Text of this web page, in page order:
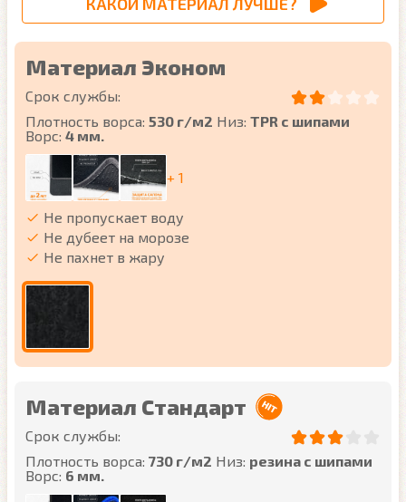
Материал Эконом
Срок службы:
Плотность ворса: 530 г/м2 Низ: TPR с шипами
Ворс: 4 мм.
+ 1
Не пропускает воду
Не дубеет на морозе
Не пахнет в жару
Материал Стандарт
Срок службы:
Плотность ворса: 730 г/м2 Низ: резина с шипами
Ворс: 6 мм.